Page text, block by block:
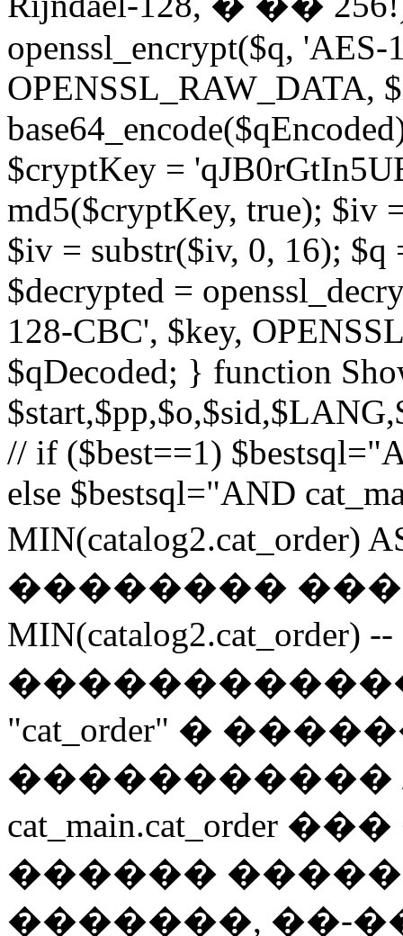
openssl_encrypt($q, 'AES-
OPENSSL_RAW_DATA,
$cryptKey =
md5($cryptKey, true); $iv
$iv = substr($iv, 0, 16); $q
$decrypted =
128-CBC', $key,
$qDecoded; } function
// if ($best==1)
else $bestsql="AND
MIN(catalog2.cat_order)
��������
"cat_order" �
�����������
������
�������, ��-